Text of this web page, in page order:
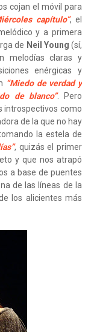
cojan el móvil para
capítulo”, el
y a primera
de Neil Young (sí,
melodías claras y
enérgicas y
“Miedo de verdad y
de blanco”. Pero
introspectivos como
de la que no hay
la estela de
, quizás el primer
y que nos atrapó
a base de puentes
de las líneas de la
los alicientes más